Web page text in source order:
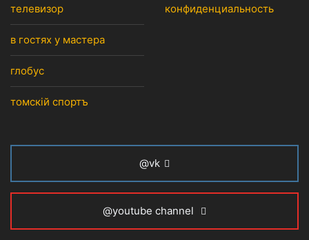
телевизор
в гостях у мастера
глобус
томскiй спортъ
конфиденциальность
@vk
@youtube channel